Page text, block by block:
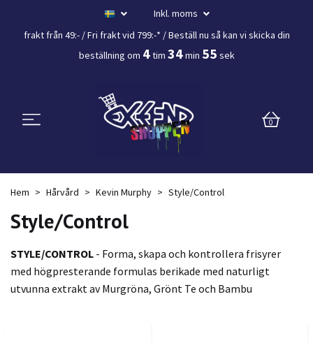
Inkl. moms
frakt från 49:- /Fri frakt vid 799:-* / Beställ nu så kan vi skicka din
beställning om 4tim 34min 54 sek
0
Hem Hårvård Kevin Murphy Style/Control
Style/Control
STYLE/CONTROL - Forma, skapa och kontrollera frisyrer
med högpresterande formulas berikade med naturligt
utvunna extrakt av Murgröna, Grönt Te och Bambu